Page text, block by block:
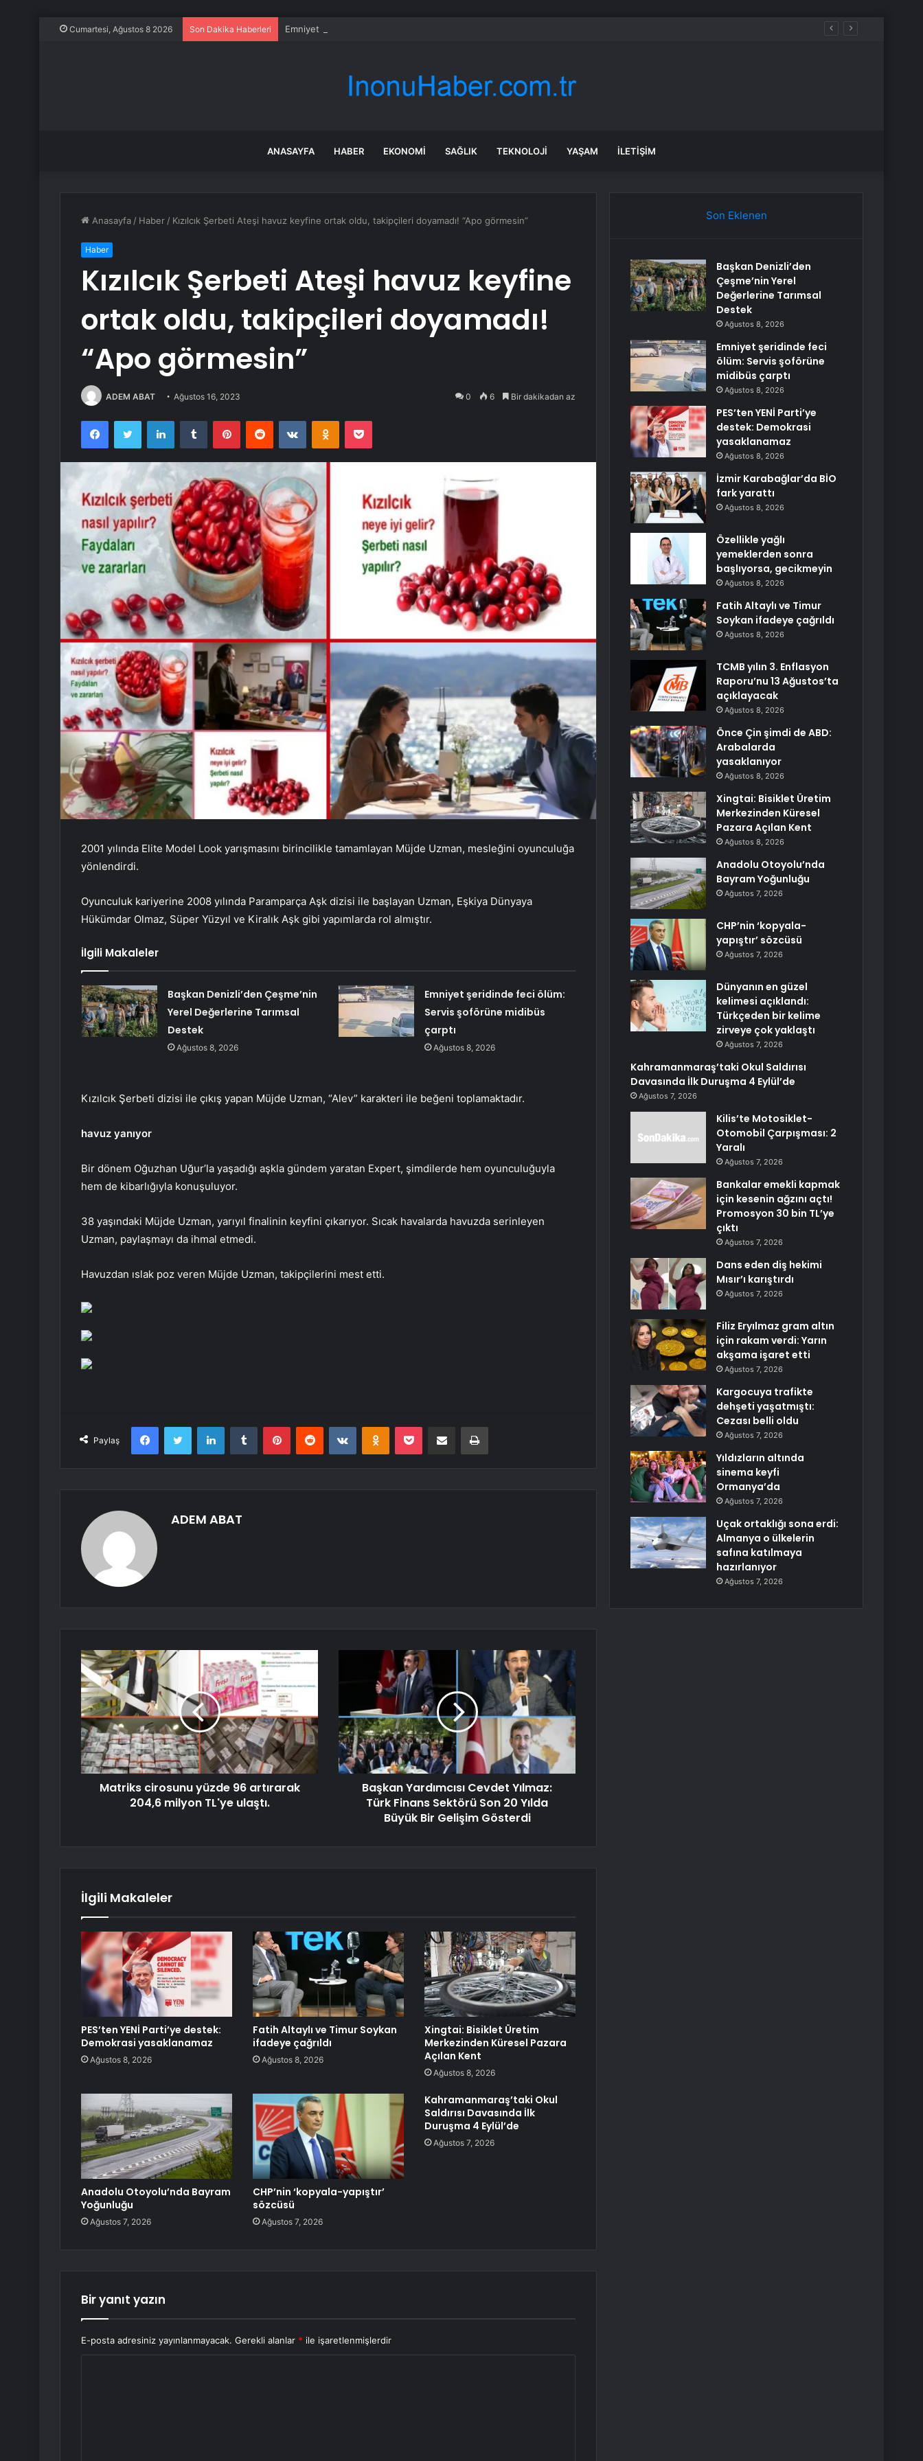
Cumartesi, Ağustos 8 2026 Son Dakika Haberleri Emniyet şeridinde feci ölüm: Servis şoförüne midibüs çarptı
ANASAYFA HABER EKONOMI SAĞLIK TEKNOLOJI YAŞAM İLETIŞIM
Anasayfa / Haber / Kızılcık Şerbeti Ateşi havuz keyfine ortak oldu, takipçileri doyamadı! “Apo görmesin”
Haber
Kızılcık Şerbeti Ateşi havuz keyfine
ortak oldu, takipçileri doyamadı!
“Apo görmesin”
ADEM ABAT Ağustos 16, 2023 0 6 Bir dakikadan az
FacebookTwitter LinkedInTumblr PinterestReddit VKontakteOdnoklassniki
Pocket
2001 yılında Elite Model Look yarışmasını birincilikle tamamlayan Müjde Uzman, mesleğini oyunculuğa
yönlendirdi.
Oyunculuk kariyerine 2008 yılında Paramparça Aşk dizisi ile başlayan Uzman, Eşkiya Dünyaya
Hükümdar Olmaz, Süper Yüzyıl ve Kiralık Aşk gibi yapımlarda rol almıştır.
İlgili Makaleler
Başkan Denizli’den Çeşme’nin
Yerel Değerlerine Tarımsal
Destek
Ağustos 8, 2026
Emniyet şeridinde feci ölüm:
Servis şoförüne midibüs
çarptı
Ağustos 8, 2026
Kızılcık Şerbeti dizisi ile çıkış yapan Müjde Uzman, “Alev” karakteri ile beğeni toplamaktadır.
havuz yanıyor
Bir dönem Oğuzhan Uğur’la yaşadığı aşkla gündem yaratan Expert, şimdilerde hem oyunculuğuyla
hem de kibarlığıyla konuşuluyor.
38 yaşındaki Müjde Uzman, yarıyıl finalinin keyfini çıkarıyor. Sıcak havalarda havuzda serinleyen
Uzman, paylaşmayı da ihmal etmedi.
Havuzdan ıslak poz veren Müjde Uzman, takipçilerini mest etti.
Paylaş
FacebookTwitter LinkedInTumblr PinterestReddit VKontakteOdnoklassniki
Pocket E-Posta ile paylaş Yazdır
ADEM ABAT
Matriks cirosunu yüzde 96 artırarak
204,6 milyon TL'ye ulaştı.
Başkan Yardımcısı Cevdet Yılmaz:
Türk Finans Sektörü Son 20 Yılda
Büyük Bir Gelişim Gösterdi
İlgili Makaleler
PES’ten YENİ Parti’ye destek:
Demokrasi yasaklanamaz
Ağustos 8, 2026
Fatih Altaylı ve Timur Soykan
ifadeye çağrıldı
Ağustos 8, 2026
Xingtai: Bisiklet Üretim
Merkezinden Küresel Pazara
Açılan Kent
Ağustos 8, 2026
Anadolu Otoyolu’nda Bayram
Yoğunluğu
Ağustos 7, 2026
CHP’nin ‘kopyala-yapıştır’
sözcüsü
Ağustos 7, 2026
Kahramanmaraş’taki Okul
Saldırısı Davasında İlk
Duruşma 4 Eylül’de
Ağustos 7, 2026
Bir yanıt yazın
E-posta adresiniz yayınlanmayacak. Gerekli alanlar * ile işaretlenmişlerdir
Son Eklenen
Başkan Denizli’den
Çeşme’nin Yerel
Değerlerine Tarımsal
Destek
Ağustos 8, 2026
Emniyet şeridinde feci
ölüm: Servis şoförüne
midibüs çarptı
Ağustos 8, 2026
PES’ten YENİ Parti’ye
destek: Demokrasi
yasaklanamaz
Ağustos 8, 2026
İzmir Karabağlar’da BİO
fark yarattı
Ağustos 8, 2026
Özellikle yağlı
yemeklerden sonra
başlıyorsa, gecikmeyin
Ağustos 8, 2026
Fatih Altaylı ve Timur
Soykan ifadeye çağrıldı
Ağustos 8, 2026
TCMB yılın 3. Enflasyon
Raporu’nu 13 Ağustos’ta
açıklayacak
Ağustos 8, 2026
Önce Çin şimdi de ABD:
Arabalarda
yasaklanıyor
Ağustos 8, 2026
Xingtai: Bisiklet Üretim
Merkezinden Küresel
Pazara Açılan Kent
Ağustos 8, 2026
Anadolu Otoyolu’nda
Bayram Yoğunluğu
Ağustos 7, 2026
CHP’nin ‘kopyala-
yapıştır’ sözcüsü
Ağustos 7, 2026
Dünyanın en güzel
kelimesi açıklandı:
Türkçeden bir kelime
zirveye çok yaklaştı
Ağustos 7, 2026
Kahramanmaraş’taki Okul Saldırısı
Davasında İlk Duruşma 4 Eylül’de
Ağustos 7, 2026
Kilis’te Motosiklet-
Otomobil Çarpışması: 2
Yaralı
Ağustos 7, 2026
Bankalar emekli kapmak
için kesenin ağzını açtı!
Promosyon 30 bin TL’ye
çıktı
Ağustos 7, 2026
Dans eden diş hekimi
Mısır’ı karıştırdı
Ağustos 7, 2026
Filiz Eryılmaz gram altın
için rakam verdi: Yarın
akşama işaret etti
Ağustos 7, 2026
Kargocuya trafikte
dehşeti yaşatmıştı:
Cezası belli oldu
Ağustos 7, 2026
Yıldızların altında
sinema keyfi
Ormanya’da
Ağustos 7, 2026
Uçak ortaklığı sona erdi:
Almanya o ülkelerin
safına katılmaya
hazırlanıyor
Ağustos 7, 2026